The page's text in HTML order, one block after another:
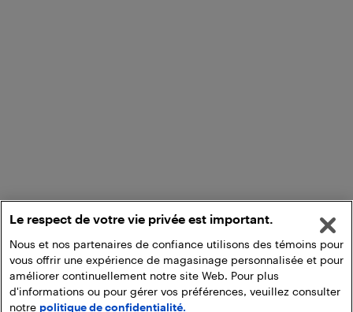
Le respect de votre vie privée est important.
Nous et nos partenaires de confiance utilisons des témoins pour
vous offrir une expérience de magasinage personnalisée et pour
améliorer continuellement notre site Web. Pour plus
d'informations ou pour gérer vos préférences, veuillez consulter
notre politique de confidentialité.